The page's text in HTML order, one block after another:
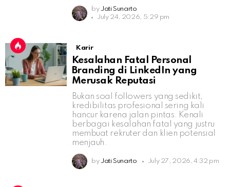
by Jati Sunarto
July 24, 2026, 5:29 pm
Karir
Kesalahan Fatal Personal
Branding di LinkedIn yang
Merusak Reputasi
Bukan soal followers yang sedikit,
kredibilitas profesional sering kali
hancur karena jalan pintas. Kenali
berbagai kesalahan fatal yang justru
membuat rekruter dan klien potensial
menjauh.
by Jati Sunarto July 27, 2026, 4:32 pm